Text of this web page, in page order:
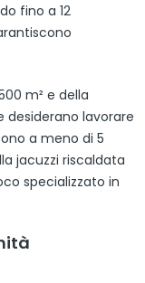
fino a 12
m² e della
desiderano lavorare
a meno di 5
jacuzzi riscaldata
specializzato in